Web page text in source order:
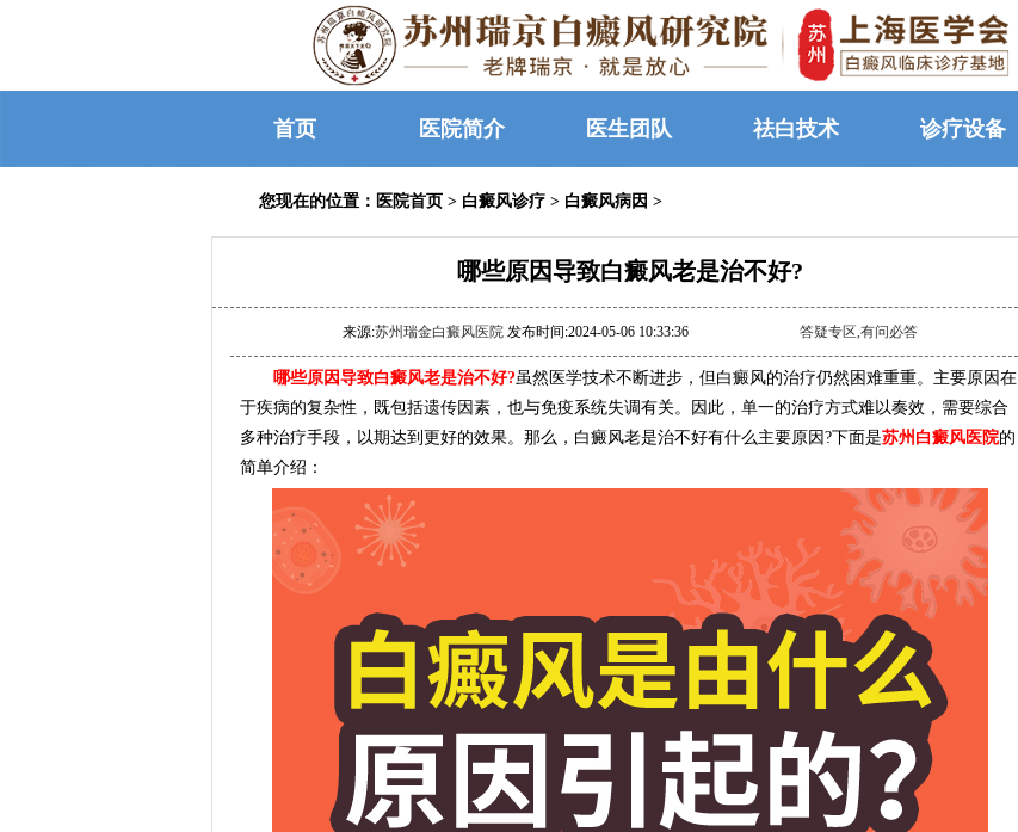
首页 医院简介 医生团队 祛白技术 诊疗设备
您现在的位置： 医院首页 > 白癜风诊疗 > 白癜风病因 >
哪些原因导致白癜风老是治不好?
来源:苏州瑞金白癜风医院 发布时间:2024-05-06 10:33:36 答疑专区,有问必答
哪些原因导致白癜风老是治不好?虽然医学技术不断进步，但白癜风的治疗仍然困难重重。主要原因在
于疾病的复杂性，既包括遗传因素，也与免疫系统失调有关。因此，单一的治疗方式难以奏效，需要综合
多种治疗手段，以期达到更好的效果。那么，白癜风老是治不好有什么主要原因?下面是苏州白癜风医院的
简单介绍：